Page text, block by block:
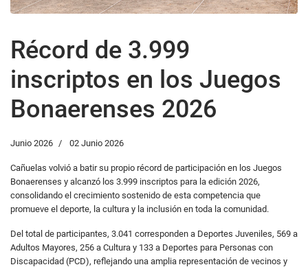
Récord de 3.999
inscriptos en los Juegos
Bonaerenses 2026
Junio 2026 02 Junio 2026
Cañuelas volvió a batir su propio récord de participación en los Juegos
Bonaerenses y alcanzó los 3.999 inscriptos para la edición 2026,
consolidando el crecimiento sostenido de esta competencia que
promueve el deporte, la cultura y la inclusión en toda la comunidad.
Del total de participantes, 3.041 corresponden a Deportes Juveniles, 569 a
Adultos Mayores, 256 a Cultura y 133 a Deportes para Personas con
Discapacidad (PCD), reflejando una amplia representación de vecinos y